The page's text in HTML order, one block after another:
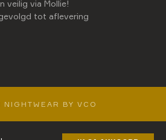
veilig via Mollie!
tot aflevering
BY VCO